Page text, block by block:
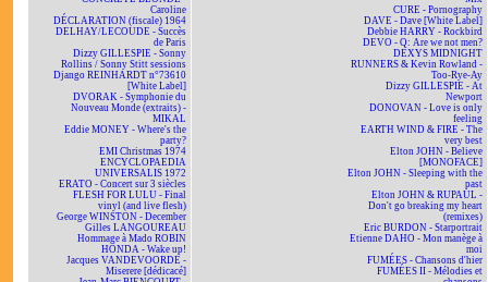
Caroline
DÉCLARATION (fiscale) 1964
DELHAY/LECOUDE - Succès
de Paris
Dizzy GILLESPIE - Sonny
Rollins / Sonny Stitt sessions
Django REINHARDT n°73610
[White Label]
DVORAK - Symphonie du
Nouveau Monde (extraits) -
MIKAL
Eddie MONEY - Where's the
party?
EMI Christmas 1974
ENCYCLOPAEDIA
UNIVERSALIS 1972
ERATO - Concert sur 3 siècles
FLESH FOR LULU - Final
vinyl (and live flesh)
George WINSTON - December
Gilles LANGOUREAU
Hommage à Mado ROBIN
HONDA - Wake up!
Jacques VANDEVOORDE -
Miserere [dédicacé]
CURE - Pornography
DAVE - Dave [White Label]
Debbie HARRY - Rockbird
DEVO - Q: Are we not men?
DEXYS MIDNIGHT
RUNNERS & Kevin Rowland -
Too-Rye-Ay
Dizzy GILLESPIE - At
Newport
DONOVAN - Love is only
feeling
EARTH WIND & FIRE - The
very best
Elton JOHN - Believe
[MONOFACE]
Elton JOHN - Sleeping with the
past
Elton JOHN & RUPAUL -
Don't go breaking my heart
(remixes)
Eric BURDON - Starportrait
Etienne DAHO - Mon manège à
moi
FUMÉES - Chansons d'hier
FUMÉES II - Mélodies et